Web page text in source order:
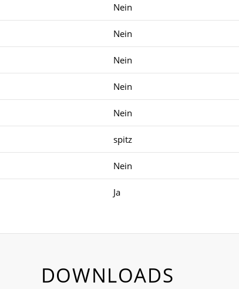
Nein
Nein
Nein
Nein
Nein
spitz
Nein
Ja
DOWNLOADS